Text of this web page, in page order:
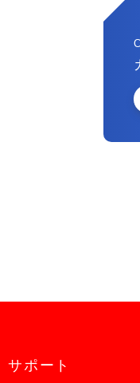
サポート